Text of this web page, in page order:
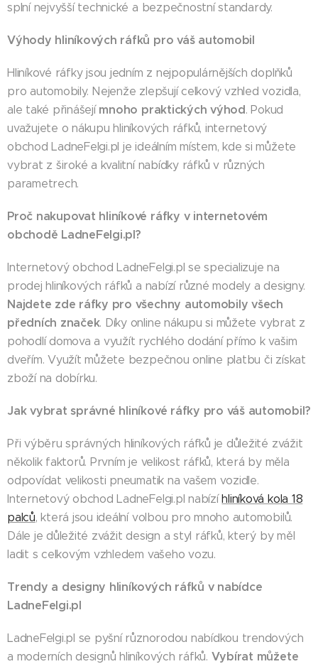
splní nejvyšší technické a bezpečnostní standardy.
Výhody hliníkových ráfků pro váš automobil
Hliníkové ráfky jsou jedním z nejpopulárnějších doplňků
pro automobily. Nejenže zlepšují celkový vzhled vozidla,
ale také přinášejí mnoho praktických výhod. Pokud
uvažujete o nákupu hliníkových ráfků, internetový
obchod LadneFelgi.pl je ideálním místem, kde si můžete
vybrat z široké a kvalitní nabídky ráfků v různých
parametrech.
Proč nakupovat hliníkové ráfky v internetovém
obchodě LadneFelgi.pl?
Internetový obchod LadneFelgi.pl se specializuje na
prodej hliníkových ráfků a nabízí různé modely a designy.
Najdete zde ráfky pro všechny automobily všech
předních značek. Díky online nákupu si můžete vybrat z
pohodlí domova a využít rychlého dodání přímo k vašim
dveřím. Využít můžete bezpečnou online platbu či získat
zboží na dobírku.
Jak vybrat správné hliníkové ráfky pro váš automobil?
Při výběru správných hliníkových ráfků je důležité zvážit
několik faktorů. Prvním je velikost ráfků, která by měla
odpovídat velikosti pneumatik na vašem vozidle.
Internetový obchod LadneFelgi.pl nabízíhliníková kola 18
palců, která jsou ideální volbou pro mnoho automobilů.
Dále je důležité zvážit design a styl ráfků, který by měl
ladit s celkovým vzhledem vašeho vozu.
Trendy a designy hliníkových ráfků v nabídce
LadneFelgi.pl
LadneFelgi.pl se pyšní různorodou nabídkou trendových
a moderních designů hliníkových ráfků. Vybírat můžete